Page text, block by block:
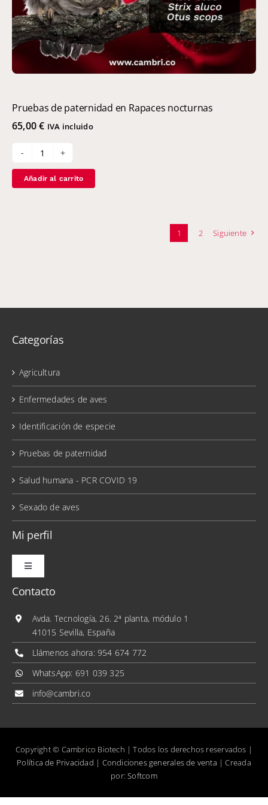
Pruebas de paternidad en Rapaces nocturnas
65,00€ IVA incluido
Pruebas
de
paternidad
Añadir al carrito
1 2 Siguiente
Categorías
Agricultura
Enfermedades de aves
Identificación de especie
Pruebas de paternidad
Salud humana - PCR COVID 19
Sexado de aves
Mi perfil
Toggle
Mis pedidos
Mis direcciones
Mis datos personales
Contacto
Avda. Tecnología, 26. 2ª planta, módulo 1
41015 Sevilla, España
Llámenos ahora: 954 674 772
WhatsApp: 691 039 325
info@cambri.co
Copyright © Cambrico Biotech | Todos los derechos reservados |
Política de Privacidad | Condiciones generales de venta | Creada
por:Softcom